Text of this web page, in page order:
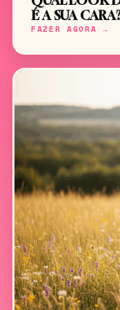
É A SUA
FAZER AGORA →